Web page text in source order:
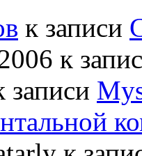
к записи
к
записи